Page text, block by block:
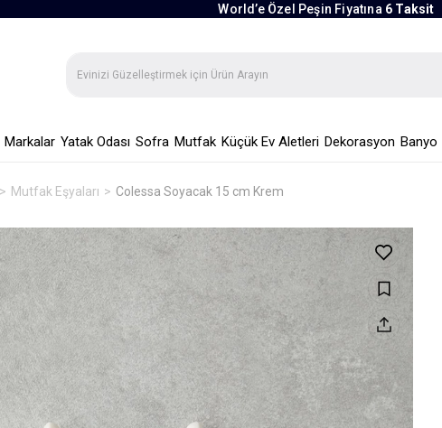
World’e Özel Peşin Fiyatına 6 Taksit
Markalar Yatak Odası Sofra Mutfak Küçük Ev Aletleri Dekorasyon Banyo
Mutfak Eşyaları Colessa Soyacak 15 cm Krem